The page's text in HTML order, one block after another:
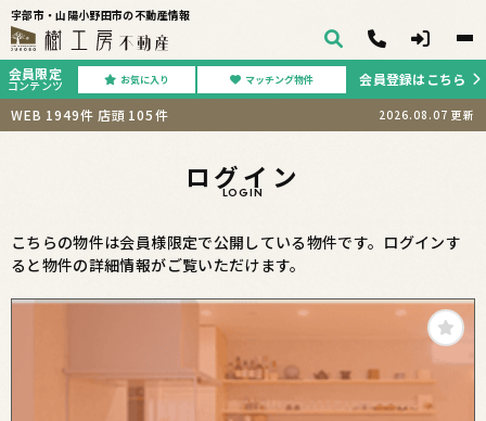
宇部市・山陽小野田市の不動産情報
会員限定
コンテンツ お気に入り マッチング物件
会員登録はこちら
WEB 1949件 店頭 105件 2026.08.07 更新
ログイン
LOGIN
こちらの物件は会員様限定で公開している物件です。ログインす
ると物件の詳細情報がご覧いただけます。